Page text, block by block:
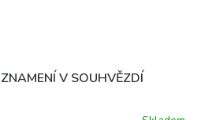
V SOUHVĚZDÍ